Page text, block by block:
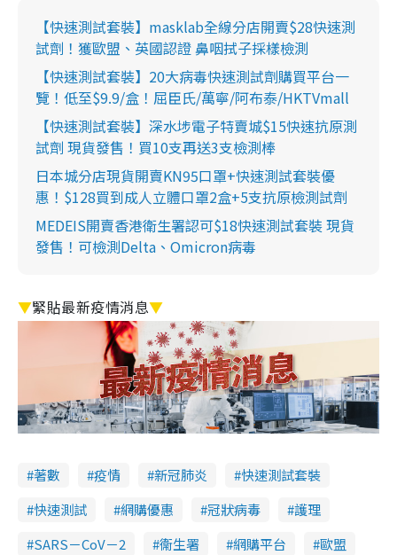
【快速測試套裝】masklab全線分店開賣$28快速測
試劑！獲歐盟、英國認證 鼻咽拭子採樣檢測
【快速測試套裝】20大病毒快速測試劑購買平台一
覽！低至$9.9/盒！屈臣氏/萬寧/阿布泰/HKTVmall
【快速測試套裝】深水埗電子特賣城$15快速抗原測
試劑 現貨發售！買10支再送3支檢測棒
日本城分店現貨開賣KN95口罩+快速測試套裝優
惠！$128買到成人立體口罩2盒+5支抗原檢測試劑
MEDEIS開賣香港衛生署認可$18快速測試套裝 現貨
發售！可檢測Delta、Omicron病毒
▼緊貼最新疫情消息▼
著數 疫情 新冠肺炎
快速測試套裝
快速測試
網購優惠 冠狀病毒
護理
SARS－CoV－2
衞生署 網購平台 歐盟